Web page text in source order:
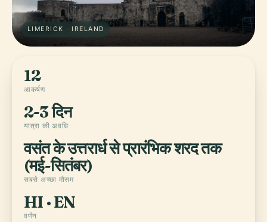
LIMERICK · IRELAND
12
आकर्षण
2-3 दिन
यात्रा की अवधि
वसंत के उत्तरार्ध से प्रारंभिक शरद तक
(मई-सितंबर)
सबसे अच्छा मौसम
HI · EN
वर्णन